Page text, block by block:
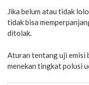
Jika belum atau tidak
tidak bisa
ditolak.
Aturan tentang uji emisi
menekan tingkat polusi